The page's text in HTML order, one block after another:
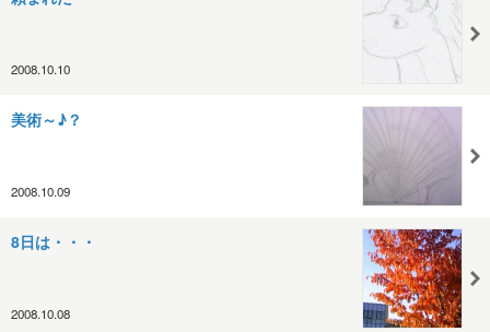
2008.10.10
美術～♪？
2008.10.09
8日は・・・
2008.10.08